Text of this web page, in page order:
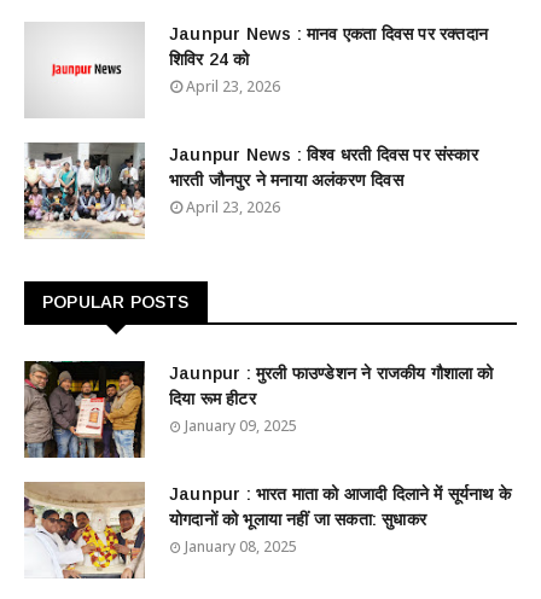
Jaunpur News : ​मानव एकता दिवस पर रक्तदान
शिविर 24 को
April 23, 2026
Jaunpur News : विश्व धरती दिवस पर संस्कार
भारती जौनपुर ने मनाया अलंकरण दिवस
April 23, 2026
POPULAR POSTS
Jaunpur : ​मुरली फाउण्डेशन ने राजकीय गौशाला को
दिया रूम हीटर
January 09, 2025
Jaunpur : ​भारत माता को आजादी दिलाने में सूर्यनाथ के
योगदानों को भूलाया नहीं जा सकता: सुधाकर
January 08, 2025